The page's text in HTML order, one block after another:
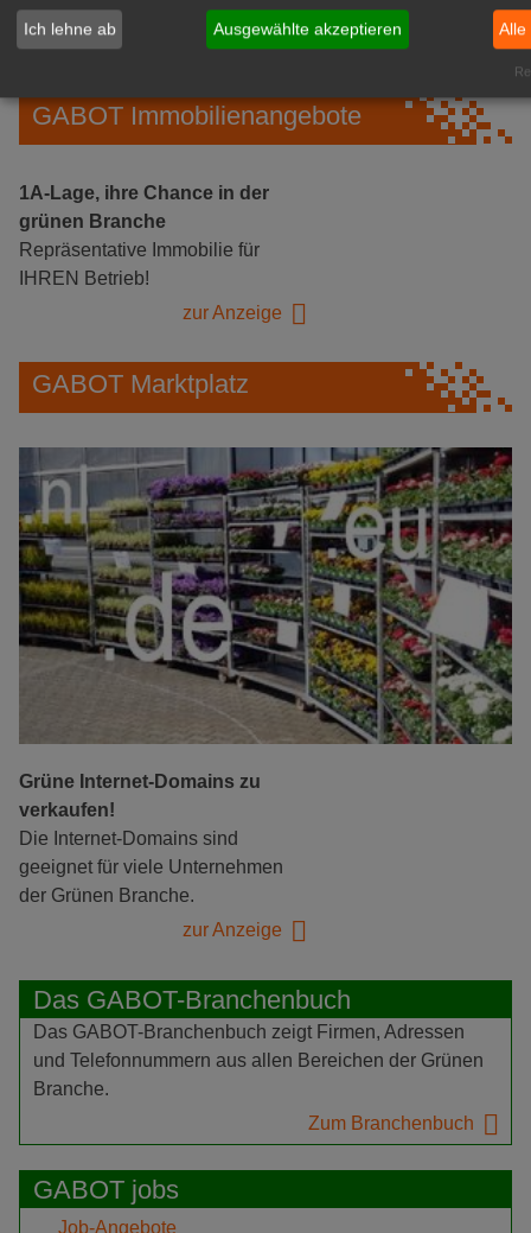
Herongen
zur Stellenanzeige
GABOT Immobilienangebote
1A-Lage, ihre Chance in der
grünen Branche
Repräsentative Immobilie für
IHREN Betrieb!
zur Anzeige
GABOT Marktplatz
Grüne Internet-Domains zu
verkaufen!
Die Internet-Domains sind
geeignet für viele Unternehmen
der Grünen Branche.
zur Anzeige
Das GABOT-Branchenbuch
Das GABOT-Branchenbuch zeigt Firmen, Adressen
und Telefonnummern aus allen Bereichen der Grünen
Branche.
Zum Branchenbuch
GABOT jobs
Job-Angebote
Ich lehne ab Ausgewählte akzeptieren Alle